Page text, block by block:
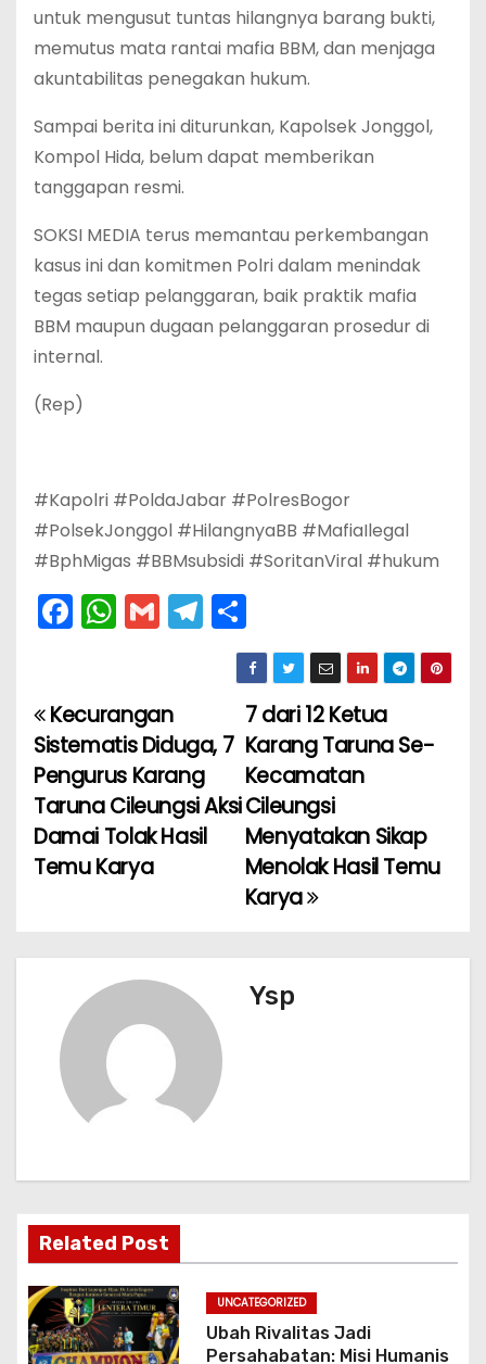
untuk mengusut tuntas hilangnya barang bukti,
memutus mata rantai mafia BBM, dan menjaga
akuntabilitas penegakan hukum.
Sampai berita ini diturunkan, Kapolsek Jonggol,
Kompol Hida, belum dapat memberikan
tanggapan resmi.
SOKSI MEDIA terus memantau perkembangan
kasus ini dan komitmen Polri dalam menindak
tegas setiap pelanggaran, baik praktik mafia
BBM maupun dugaan pelanggaran prosedur di
internal.
(Rep)
#Kapolri #PoldaJabar #PolresBogor
#PolsekJonggol #HilangnyaBB #MafiaIlegal
#BphMigas #BBMsubsidi #SoritanViral #hukum
F
a
e
b
o
o
k
W
h
ts
A
p
p
G
m
l
T
el
a
m
h
ar
e
N
a
v
i
a
s
7 dari 12 Ketua
Karang Taruna Se-
Kecamatan
Cileungsi
Menyatakan Sikap
Menolak Hasil Temu
Karya
Kecurangan
Sistematis Diduga, 7
Pengurus Karang
Taruna Cileungsi Aksi
Damai Tolak Hasil
Temu Karya
Ysp
Related Post
UNCATEGORIZED
Ubah Rivalitas Jadi
Persahabatan: Misi Humanis